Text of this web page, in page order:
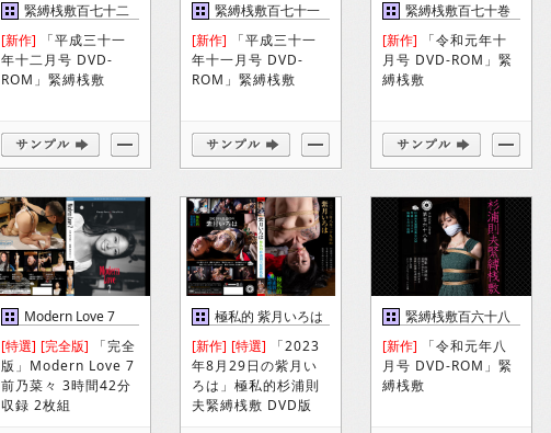
緊縛桟敷百七十二
巻
[新作] 「平成三十一
年十二月号 DVD-
ROM」緊縛桟敷
緊縛桟敷百七十一
巻
[新作] 「平成三十一
年十一月号 DVD-
ROM」緊縛桟敷
緊縛桟敷百七十巻
[新作] 「令和元年十
月号 DVD-ROM」緊
縛桟敷
Modern Love 7
DVD
[特選] [完全版] 「完全
版」Modern Love 7
前乃菜々 3時間42分
収録 2枚組
極私的 紫月いろは
DVD
[新作] [特選] 「2023
年8月29日の紫月い
ろは」極私的杉浦則
夫緊縛桟敷 DVD版
緊縛桟敷百六十八
巻
[新作] 「令和元年八
月号 DVD-ROM」緊
縛桟敷